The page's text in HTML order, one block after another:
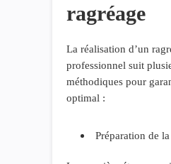
ragréage
La réalisation d’un
professionnel suit
méthodiques pour
optimal :
Préparation de